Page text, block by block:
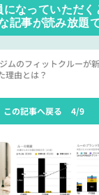
になっていただく
記事が読み放題
ムのフィットクルーが
理由とは？
この記事へ戻る 4/9